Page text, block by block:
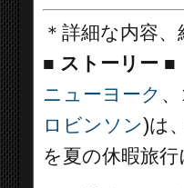
＊詳細な内容
■ ストーリー ■
ニューヨーク
ロビンソン)は
を夏の休暇旅行